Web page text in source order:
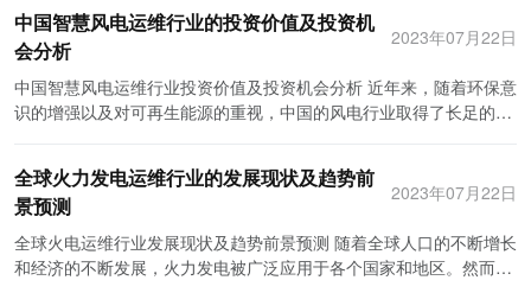
业还可以加强与国际领先企业的合作，引进先进的技术和经验，加快
产品的迭代和升级。最后，企业应加强与电力企业的合作，共同推进
电力行业的信息化和智能化进程。可以与电力企业建立战略合作伙伴
关系，共同研发解决方案，提供更全面的服务。 总结起来，中国电力
大数据行业市场前景广阔，是各大企业争夺的焦点领域。企业应制定
供一站式的解决方案。同时，企业还应加强对人才的引进和培养，提
高技术实力。我相信，在各方的共同努力下，中国电力大数据行业市
场将迎来更加美好的发展前景。
理能源使用，提高能源利用率，减少能源浪费，保护环境。此外，电
力大数据行业的发展还推动了人才培养和就业增长，为社会提供了更
多的就业机会。 技术环境方面，大数据技术的快速发展和广泛应用为
电力行业的转型升级提供了全新的机遇。电力行业具有庞大的数据资
源，大数据技术的应用可以实现对这些数据的挖掘和分析，提高电力
时，云计算、物联网等新兴技术与电力大数据技术的结合，为电力行
业带来了更多的创新机会。 总结起来，中国电力大数据行业面临着广
阔的发展前景。在政治、经济、社会和技术等宏观环境的支持下，电
力大数据行业将得到更好的发展机遇和政策支持。然而，也需要警惕
其中的风险和挑战，如数据安全保护、隐私权保护等问题需要得到有
的发展，工业用电需求不断增长，光伏发电作为清洁能源的重要组成
部分，将在未来的发展中扮演更重要的角色。同时，中国政府将推动
光伏智慧运维行业发展作为行业升级的一部分，加大资金投入力度，
为行业发展提供了更多的机会。 社会环境：社会对环境保护和可持续
发展的意识日益增强，光伏智慧运维作为清洁能源行业的重要组成部
伏智慧运维行业的发展可以直接促进绿色发展和环境保护，受到社会
的广泛认可和支持。然而，光伏智慧运维行业也面临着舆论监督和社
会责任的要求，必须保证运维工作的质量和安全。 技术环境：技术进
步是光伏智慧运维行业发展的重要支撑。随着智能技术的不断成熟和
应用，光伏智慧运维的技术水平不断提高。智能感知、云计算和大数
并分析了其布局状况。 首先，中国电力运维产业链主要由电力设备制
造、设备售后服务、电力设备运维和电力设备维修等环节组成。 在电
力设备制造环节，各大电力设备制造商积极引入先进的技术和设备，
不断提升产品的质量和性能。特别是在采用数字化、智能化和互联网
制造商纷纷设立售后服务机构，提供迅速、专业的技术支持和解决方
案。同时，他们也积极开展设备检修、保养和升级等服务，以延长设
备的使用寿命和降低维修成本。 再次，在电力设备运维环节，各大电
力公司和电网运营商积极投入到设备运维领域。他们通过建立完善的
设备运维系统和管理流程，对电力设备进行定期的巡视、检测和维
中国智慧风电运维行业的投资价值及投资机
会分析
2023年07月22日
中国智慧风电运维行业投资价值及投资机会分析 近年来，随着环保意
识的增强以及对可再生能源的重视，中国的风电行业取得了长足的进
电运维行业进行分析。 智慧风电运维的投资价值主要体现在以下几个
方面。 首先，智慧风电运维能够有效降低运维成本。传统的风电运维
方式主要依赖人工巡检和维护，人工成本较高，并且容易受限于人为
因素。而智慧风电运维通过引入物联网、大数据等先进技术，可以实
全球火力发电运维行业的发展现状及趋势前
景预测
2023年07月22日
全球火电运维行业发展现状及趋势前景预测 随着全球人口的不断增长
和经济的不断发展，火力发电被广泛应用于各个国家和地区。然而，